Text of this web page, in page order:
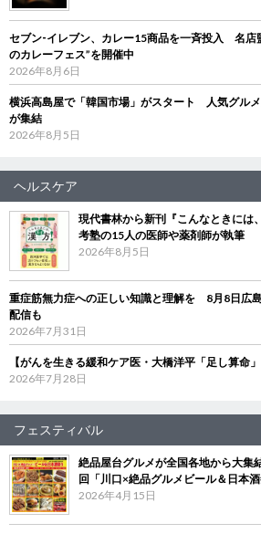
セブン‐イレブン、カレー15商品を一斉投入 名店
のカレーフェス”を開催中
2026年8月6日
横浜高島屋で「韓国市場」がスタート 人気グル
が集結
2026年8月5日
ヘルスケア
現代書林から新刊『こんなときに
考塾の15人の医師や薬剤師が執筆
2026年8月5日
重症筋無力症への正しい知識と理解を 8月8日広
配信も
2026年7月31日
【がんを生きる緩和ケア医・大橋洋平「足し算命
2026年7月28日
フェスティバル
絶品屋台グルメが全国各地から大
回「川口×絶品グルメビール＆日本
2026年4月15日